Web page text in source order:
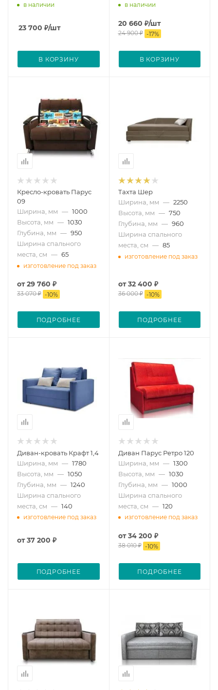
в наличии
23 700 ₽/шт
В КОРЗИНУ
в наличии
20 660 ₽/шт
24 900₽ -17%
В КОРЗИНУ
Кресло-кровать Парус
09
Ширина, мм — 1000
Высота, мм — 1030
Глубина, мм — 950
Ширина спального
места, см — 65
изготовление под заказ
от29 760 ₽
33 070 ₽ -10%
ПОДРОБНЕЕ
Тахта Шер
Ширина, мм — 2250
Высота, мм — 750
Глубина, мм — 960
Ширина спального
места, см — 85
изготовление под заказ
от32 400 ₽
36 000 ₽ -10%
ПОДРОБНЕЕ
Диван-кровать Крафт 1,4
Ширина, мм — 1780
Высота, мм — 1050
Глубина, мм — 1240
Ширина спального
места, см — 140
изготовление под заказ
от37 200 ₽
ПОДРОБНЕЕ
Диван Парус Ретро 120
Ширина, мм — 1300
Высота, мм — 1030
Глубина, мм — 1000
Ширина спального
места, см — 120
изготовление под заказ
от34 200 ₽
38 010 ₽ -10%
ПОДРОБНЕЕ